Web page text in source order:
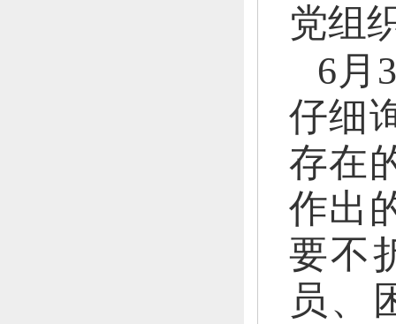
党组
6月
仔细
存在
作出
要不
员、